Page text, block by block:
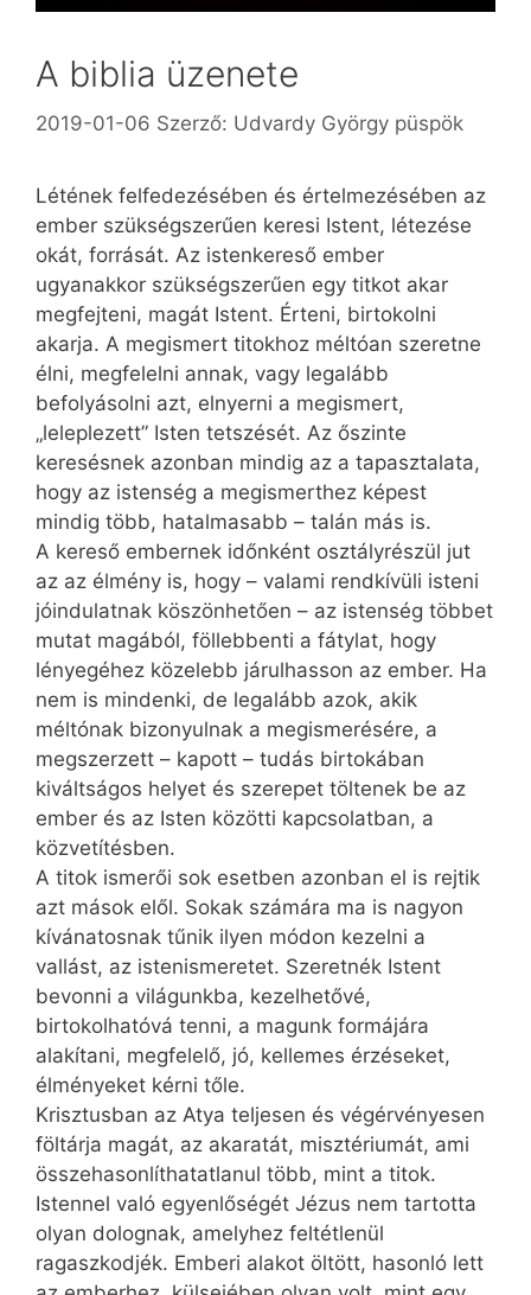
A biblia üzenete
2019-01-06 Szerző: Udvardy György püspök
Létének felfedezésében és értelmezésében az
ember szükségszerűen keresi Istent, létezése
okát, forrását. Az istenkereső ember
ugyanakkor szükségszerűen egy titkot akar
megfejteni, magát Istent. Érteni, birtokolni
akarja. A megismert titokhoz méltóan szeretne
élni, megfelelni annak, vagy legalább
befolyásolni azt, elnyerni a megismert,
„leleplezett” Isten tetszését. Az őszinte
keresésnek azonban mindig az a tapasztalata,
hogy az istenség a megismerthez képest
mindig több, hatalmasabb – talán más is.
A kereső embernek időnként osztályrészül jut
az az élmény is, hogy – valami rendkívüli isteni
jóindulatnak köszönhetően – az istenség többet
mutat magából, föllebbenti a fátylat, hogy
lényegéhez közelebb járulhasson az ember. Ha
nem is mindenki, de legalább azok, akik
méltónak bizonyulnak a megismerésére, a
megszerzett – kapott – tudás birtokában
kiváltságos helyet és szerepet töltenek be az
ember és az Isten közötti kapcsolatban, a
közvetítésben.
A titok ismerői sok esetben azonban el is rejtik
azt mások elől. Sokak számára ma is nagyon
kívánatosnak tűnik ilyen módon kezelni a
vallást, az istenismeretet. Szeretnék Istent
bevonni a világunkba, kezelhetővé,
birtokolhatóvá tenni, a magunk formájára
alakítani, megfelelő, jó, kellemes érzéseket,
élményeket kérni tőle.
Krisztusban az Atya teljesen és végérvényesen
föltárja magát, az akaratát, misztériumát, ami
összehasonlíthatatlanul több, mint a titok.
Istennel való egyenlőségét Jézus nem tartotta
olyan dolognak, amelyhez feltétlenül
ragaszkodjék. Emberi alakot öltött, hasonló lett